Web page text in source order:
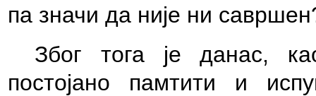
па значи да није ни
Због тога је данас,
постојано памтити и